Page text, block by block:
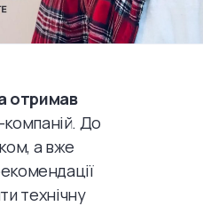
отримав
компаній. До
а вже
технічну